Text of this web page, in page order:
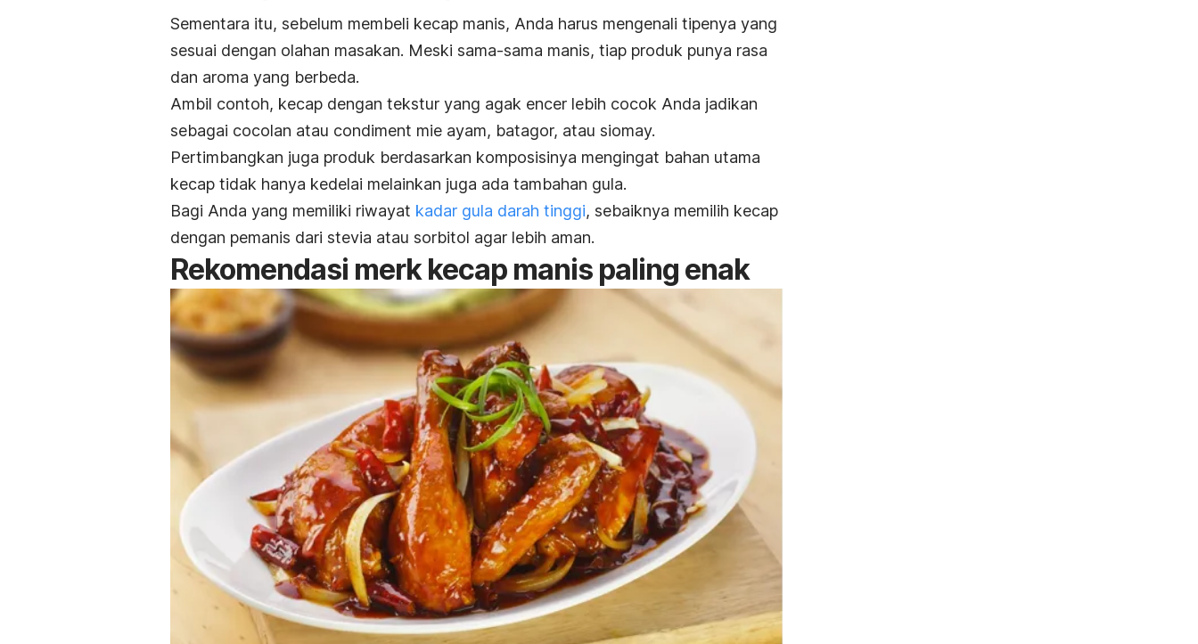
Sementara itu, sebelum membeli kecap manis, Anda harus mengenali tipenya yang
sesuai dengan olahan masakan. Meski sama-sama manis, tiap produk punya rasa
dan aroma yang berbeda.
Ambil contoh, kecap dengan tekstur yang agak encer lebih cocok Anda jadikan
sebagai cocolan atau condiment mie ayam, batagor, atau siomay.
Pertimbangkan juga produk berdasarkan komposisinya mengingat bahan utama
kecap tidak hanya kedelai melainkan juga ada tambahan gula.
Bagi Anda yang memiliki riwayat kadar gula darah tinggi, sebaiknya memilih kecap
dengan pemanis dari stevia atau sorbitol agar lebih aman.
Rekomendasi merkkecap manis paling enak